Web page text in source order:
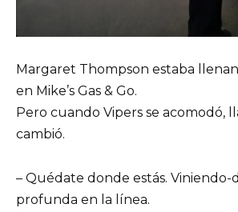
Margaret Thompson estaba
en Mike’s Gas & Go.
Pero cuando Vipers se acomodó,
cambió.
– Quédate donde estás. Viniendo-
profunda en la línea.